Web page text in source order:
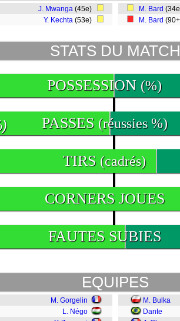
J. Mwanga (45e)
Y. Kechta (53e)
M. Bard
M. Bard
STATS DU MATCH
POSSESSION (%)
PASSES (réussies %)
TIRS (cadrés)
CORNERS JOUES
FAUTES SUBIES
EQUIPES
M. Gorgelin
L. Négo
M. Bulka
Dante